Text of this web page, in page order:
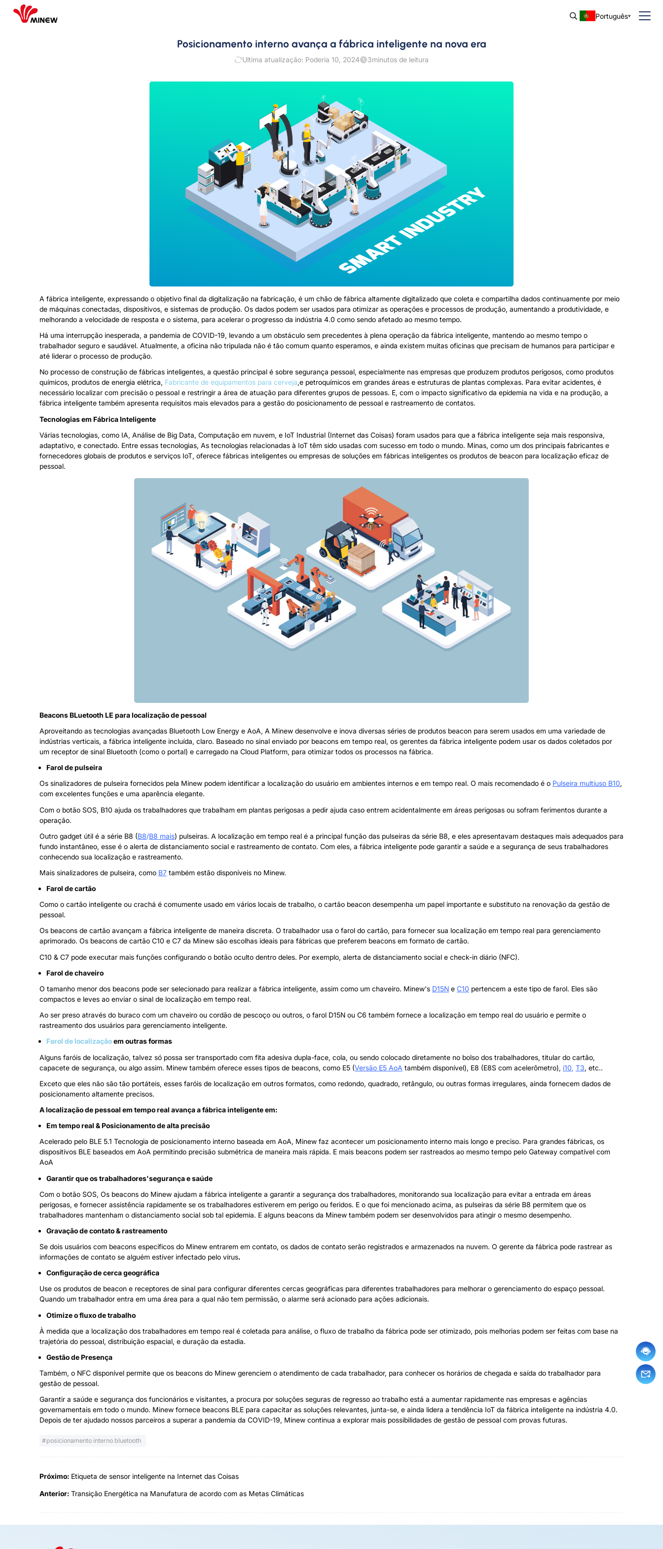
Português
Posicionamento interno avança a fábrica inteligente na nova era
Ultima atualização: Poderia 10, 2024 3minutos de leitura
A fábrica inteligente, expressando o objetivo final da digitalização na fabricação, é um chão de fábrica altamente digitalizado que coleta e compartilha dados continuamente por meio
de máquinas conectadas, dispositivos, e sistemas de produção. Os dados podem ser usados ​​para otimizar as operações e processos de produção, aumentando a produtividade, e
melhorando a velocidade de resposta e o sistema, para acelerar o progresso da indústria 4.0 como sendo afetado ao mesmo tempo.
Há uma interrupção inesperada, a pandemia de COVID-19, levando a um obstáculo sem precedentes à plena operação da fábrica inteligente, mantendo ao mesmo tempo o
trabalhador seguro e saudável. Atualmente, a oficina não tripulada não é tão comum quanto esperamos, e ainda existem muitas oficinas que precisam de humanos para participar e
até liderar o processo de produção.
No processo de construção de fábricas inteligentes, a questão principal é sobre segurança pessoal, especialmente nas empresas que produzem produtos perigosos, como produtos
químicos, produtos de energia elétrica, Fabricante de equipamentos para cerveja,e petroquímicos em grandes áreas e estruturas de plantas complexas. Para evitar acidentes, é
necessário localizar com precisão o pessoal e restringir a área de atuação para diferentes grupos de pessoas. E, com o impacto significativo da epidemia na vida e na produção, a
fábrica inteligente também apresenta requisitos mais elevados para a gestão do posicionamento de pessoal e rastreamento de contatos.
Tecnologias em Fábrica Inteligente
Várias tecnologias, como IA, Análise de Big Data, Computação em nuvem, e IoT Industrial (Internet das Coisas) foram usados ​​para que a fábrica inteligente seja mais responsiva,
adaptativo, e conectado. Entre essas tecnologias, As tecnologias relacionadas à IoT têm sido usadas com sucesso em todo o mundo. Minas, como um dos principais fabricantes e
fornecedores globais de produtos e serviços IoT, oferece fábricas inteligentes ou empresas de soluções em fábricas inteligentes os produtos de beacon para localização eficaz de
pessoal.
Beacons BLuetooth LE para localização de pessoal
Aproveitando as tecnologias avançadas Bluetooth Low Energy e AoA, A Minew desenvolve e inova diversas séries de produtos beacon para serem usados ​​em uma variedade de
indústrias verticais, a fábrica inteligente incluída, claro. Baseado no sinal enviado por beacons em tempo real, os gerentes da fábrica inteligente podem usar os dados coletados por
um receptor de sinal Bluetooth (como o portal) e carregado na Cloud Platform, para otimizar todos os processos na fábrica.
Farol de pulseira
Os sinalizadores de pulseira fornecidos pela Minew podem identificar a localização do usuário em ambientes internos e em tempo real. O mais recomendado é o Pulseira multiuso B10,
com excelentes funções e uma aparência elegante.
Com o botão SOS, B10 ajuda os trabalhadores que trabalham em plantas perigosas a pedir ajuda caso entrem acidentalmente em áreas perigosas ou sofram ferimentos durante a
operação.
Outro gadget útil é a série B8 (B8/B8 mais) pulseiras. A localização em tempo real é a principal função das pulseiras da série B8, e eles apresentavam destaques mais adequados para
fundo instantâneo, esse é o alerta de distanciamento social e rastreamento de contato. Com eles, a fábrica inteligente pode garantir a saúde e a segurança de seus trabalhadores
conhecendo sua localização e rastreamento.
Mais sinalizadores de pulseira, como B7 também estão disponíveis no Minew.
Farol de cartão
Como o cartão inteligente ou crachá é comumente usado em vários locais de trabalho, o cartão beacon desempenha um papel importante e substituto na renovação da gestão de
pessoal.
Os beacons de cartão avançam a fábrica inteligente de maneira discreta. O trabalhador usa o farol do cartão, para fornecer sua localização em tempo real para gerenciamento
aprimorado. Os beacons de cartão C10 e C7 da Minew são escolhas ideais para fábricas que preferem beacons em formato de cartão.
C10 & C7 pode executar mais funções configurando o botão oculto dentro deles. Por exemplo, alerta de distanciamento social e check-in diário (NFC).
Farol de chaveiro
O tamanho menor dos beacons pode ser selecionado para realizar a fábrica inteligente, assim como um chaveiro. Minew's D15N e C10 pertencem a este tipo de farol. Eles são
compactos e leves ao enviar o sinal de localização em tempo real.
Ao ser preso através do buraco com um chaveiro ou cordão de pescoço ou outros, o farol D15N ou C6 também fornece a localização em tempo real do usuário e permite o
rastreamento dos usuários para gerenciamento inteligente.
Farol de localizaçãoem outras formas
Alguns faróis de localização, talvez só possa ser transportado com fita adesiva dupla-face, cola, ou sendo colocado diretamente no bolso dos trabalhadores, titular do cartão,
capacete de segurança, ou algo assim. Minew também oferece esses tipos de beacons, como E5 (Versão E5 AoA também disponível), E8 (E8S com acelerômetro), i10, T3, etc..
Exceto que eles não são tão portáteis, esses faróis de localização em outros formatos, como redondo, quadrado, retângulo, ou outras formas irregulares, ainda fornecem dados de
posicionamento altamente precisos.
A localização de pessoal em tempo real avança a fábrica inteligente em:
Em tempo real & Posicionamento de alta precisão
Acelerado pelo BLE 5.1 Tecnologia de posicionamento interno baseada em AoA, Minew faz acontecer um posicionamento interno mais longo e preciso. Para grandes fábricas, os
dispositivos BLE baseados em AoA permitindo precisão submétrica de maneira mais rápida. E mais beacons podem ser rastreados ao mesmo tempo pelo Gateway compatível com
AoA
Garantir que os trabalhadores'segurança e saúde
Com o botão SOS, Os beacons do Minew ajudam a fábrica inteligente a garantir a segurança dos trabalhadores, monitorando sua localização para evitar a entrada em áreas
perigosas, e fornecer assistência rapidamente se os trabalhadores estiverem em perigo ou feridos. E o que foi mencionado acima, as pulseiras da série B8 permitem que os
trabalhadores mantenham o distanciamento social sob tal epidemia. E alguns beacons da Minew também podem ser desenvolvidos para atingir o mesmo desempenho.
Gravação de contato & rastreamento
Se dois usuários com beacons específicos do Minew entrarem em contato, os dados de contato serão registrados e armazenados na nuvem. O gerente da fábrica pode rastrear as
informações de contato se alguém estiver infectado pelo vírus.
Configuração de cerca geográfica
Use os produtos de beacon e receptores de sinal para configurar diferentes cercas geográficas para diferentes trabalhadores para melhorar o gerenciamento do espaço pessoal.
Quando um trabalhador entra em uma área para a qual não tem permissão, o alarme será acionado para ações adicionais.
Otimize o fluxo de trabalho
À medida que a localização dos trabalhadores em tempo real é coletada para análise, o fluxo de trabalho da fábrica pode ser otimizado, pois melhorias podem ser feitas com base na
trajetória do pessoal, distribuição espacial, e duração da estadia.
Gestão de Presença
Também, o NFC disponível permite que os beacons do Minew gerenciem o atendimento de cada trabalhador, para conhecer os horários de chegada e saída do trabalhador para
gestão de pessoal.
Garantir a saúde e segurança dos funcionários e visitantes, a procura por soluções seguras de regresso ao trabalho está a aumentar rapidamente nas empresas e agências
governamentais em todo o mundo. Minew fornece beacons BLE para capacitar as soluções relevantes, junta-se, e ainda lidera a tendência IoT da fábrica inteligente na indústria 4.0.
Depois de ter ajudado nossos parceiros a superar a pandemia da COVID-19, Minew continua a explorar mais possibilidades de gestão de pessoal com provas futuras.
posicionamento interno bluetooth
Próximo: Etiqueta de sensor inteligente na Internet das Coisas
Anterior: Transição Energética na Manufatura de acordo com as Metas Climáticas